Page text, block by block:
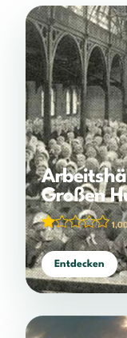
Großen
Entdecken